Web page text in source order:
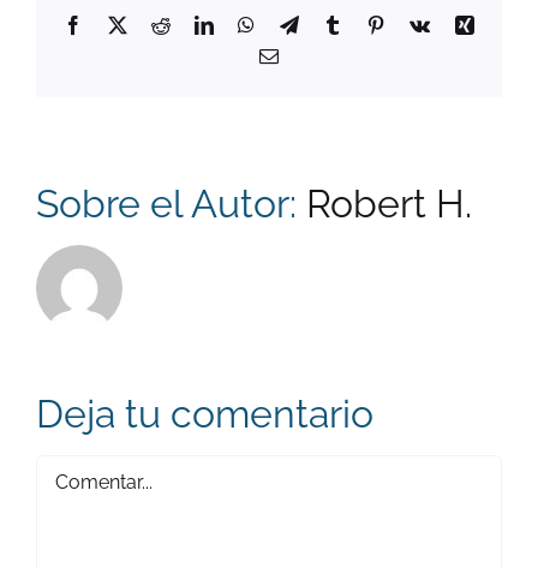
Facebook
X RedditLinkedInWhatsApp
TelegramTumblr Pinterest
Vk
Xing
Correo
Sobre el Autor: Robert H.
Deja tu comentario
Comentar